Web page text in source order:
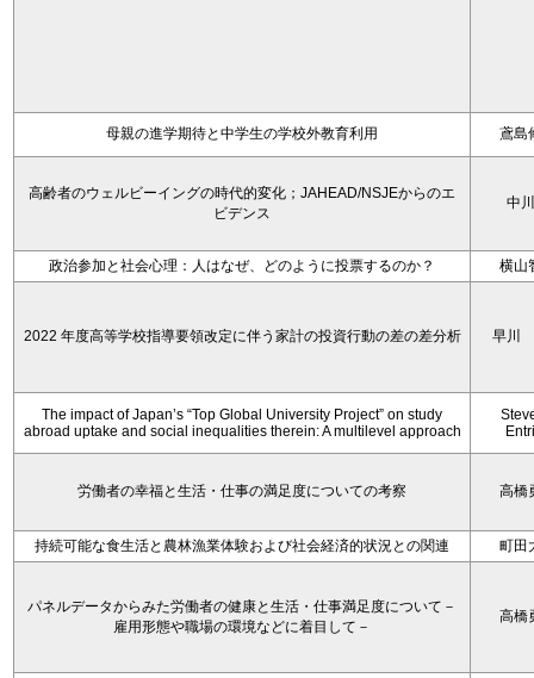
母親の進学期待と中学生の学校外教育利用 鳶島
高齢者のウェルビーイングの時代的変化；JAHEAD/NSJEからのエ
ビデンス
中
政治参加と社会心理：人はなぜ、どのように投票するのか？ 横山
2022 年度高等学校指導要領改定に伴う家計の投資行動の差の差分析 早川
The impact of Japan’s “Top Global University Project” on study
abroad uptake and social inequalities therein: A multilevel approach
労働者の幸福と生活・仕事の満足度についての考察 高橋
持続可能な食生活と農林漁業体験および社会経済的状況との関連 町田
パネルデータからみた労働者の健康と生活・仕事満足度について－
雇用形態や職場の環境などに着目して－
高橋